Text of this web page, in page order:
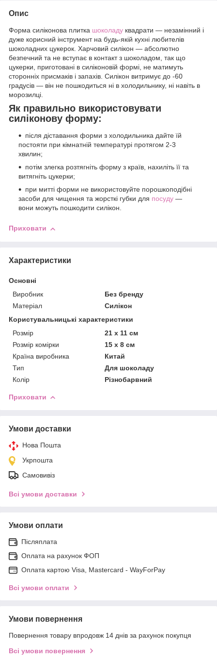
Опис
Форма силіконова плитка шоколаду квадрати — незамінний і
дуже корисний інструмент на будь-якій кухні любителів
шоколадних цукерок. Харчовий силікон — абсолютно
безпечний та не вступає в контакт з шоколадом, так що
цукерки, приготовані в силіконовій формі, не матимуть
сторонніх присмаків і запахів. Силікон витримує до -60
градусів — він не пошкодиться ні в холодильнику, ні навіть в
морозилці.
Як правильно використовувати
силіконову форму:
після діставання форми з холодильника дайте їй
постояти при кімнатній температурі протягом 2-3
хвилин;
потім злегка розтягніть форму з країв, нахиліть її та
витягніть цукерки;
при митті форми не використовуйте порошкоподібні
засоби для чищення та жорсткі губки для посуду —
вони можуть пошкодити силікон.
Приховати
Характеристики
Основні
Виробник
Без бренду
Матеріал
Силікон
Користувальницькі характеристики
Розмір
21 х 11 см
Розмір комірки
15 х 8 см
Країна виробника
Китай
Тип
Для шоколаду
Колір
Різнобарвний
Приховати
Умови доставки
Нова Пошта
Укрпошта
Самовивіз
Всі умови доставки
Умови оплати
Післяплата
Оплата на рахунок ФОП
Оплата картою Visa, Mastercard - WayForPay
Всі умови оплати
Умови повернення
Повернення товару впродовж 14 днів за рахунок покупця
Всі умови повернення